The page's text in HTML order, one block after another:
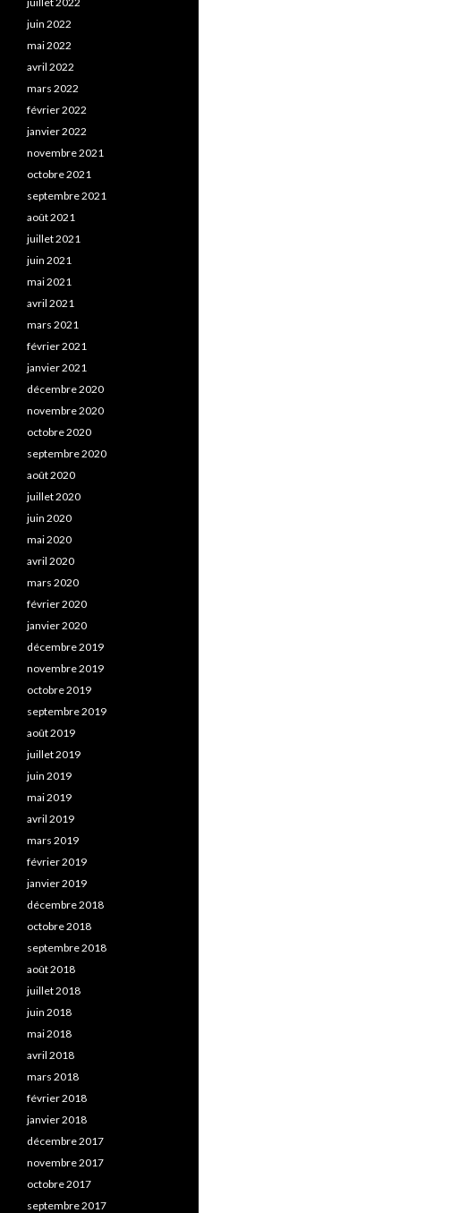
juin 2022
mai 2022
avril 2022
mars 2022
février 2022
janvier 2022
novembre 2021
octobre 2021
septembre 2021
août 2021
juillet 2021
juin 2021
mai 2021
avril 2021
mars 2021
février 2021
janvier 2021
décembre 2020
novembre 2020
octobre 2020
septembre 2020
août 2020
juillet 2020
juin 2020
mai 2020
avril 2020
mars 2020
février 2020
janvier 2020
décembre 2019
novembre 2019
octobre 2019
septembre 2019
août 2019
juillet 2019
juin 2019
mai 2019
avril 2019
mars 2019
février 2019
janvier 2019
décembre 2018
octobre 2018
septembre 2018
août 2018
juillet 2018
juin 2018
mai 2018
avril 2018
mars 2018
février 2018
janvier 2018
décembre 2017
novembre 2017
octobre 2017
septembre 2017